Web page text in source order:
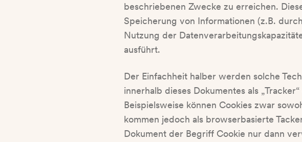
beschriebenen Zwecke zu erreichen.
Speicherung von Informationen (z.B.
Nutzung der
ausführt.
Der Einfachheit halber werden solche
innerhalb dieses Dokumentes als
Beispielsweise können Cookies zwar
kommen jedoch als browserbasierte
Dokument der Begriff Cookie nur dann